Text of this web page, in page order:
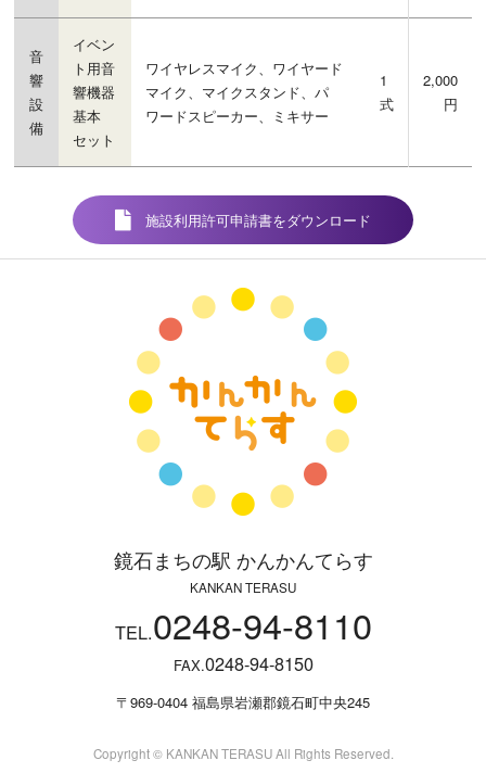
音
響
設
備
イベン
ト用音
響機器
基本
セット
ワイヤレスマイク、ワイヤード
マイク、マイクスタンド、パ
ワードスピーカー、ミキサー
1
式
2,000
円
施設利用許可申請書をダウンロード
鏡石まちの駅 かんかんてらす
KANKAN TERASU
TEL.0248-94-8110
FAX.0248-94-8150
〒969-0404 福島県岩瀬郡鏡石町中央245
Copyright © KANKAN TERASU All Rights Reserved.